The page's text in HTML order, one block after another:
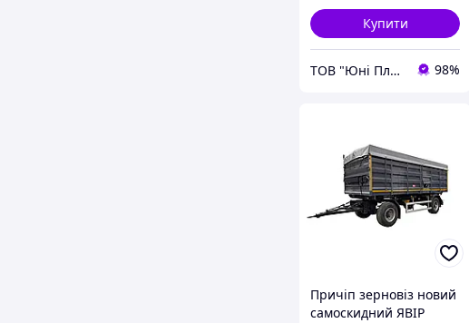
Купити
ТОВ "Юні Пласт" 98%
Причіп зерновіз новий
самоскидний ЯВІР